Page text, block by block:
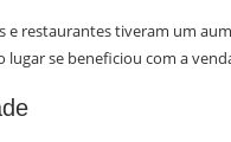
e restaurantes tiveram um
lugar se beneficiou com a